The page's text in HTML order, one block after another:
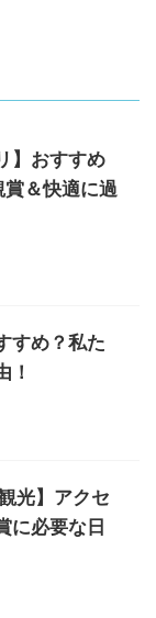
】おすすめ
＆快適に過
すめ？私た
！
光】アクセ
に必要な日